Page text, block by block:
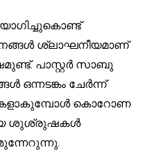
ശ്ലാഘനീയമാണ്
പാസ്റ്റർ സാബു
ഒന്നടങ്കം ചേർന്ന്
കൊറോണ
ശുശ്രുഷകൾ